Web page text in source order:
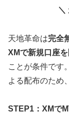
＼
天地革命は完全
XMで新規口座
ことが条件です
よる配布のため
STEP1：XMで